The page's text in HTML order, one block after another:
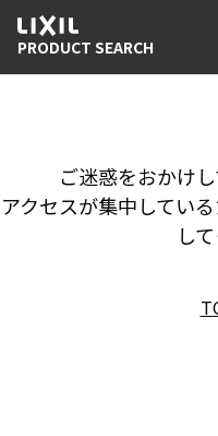
PRODUCT SEARCH
ご迷惑をおかけ
アクセスが集中してい
し